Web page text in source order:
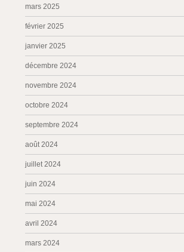
mars 2025
février 2025
janvier 2025
décembre 2024
novembre 2024
octobre 2024
septembre 2024
août 2024
juillet 2024
juin 2024
mai 2024
avril 2024
mars 2024